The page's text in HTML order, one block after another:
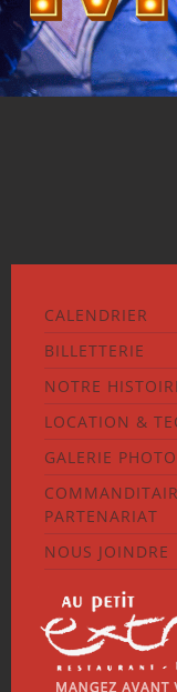
CALENDRIER
BILLETTERIE
NOTRE
LOCATION &
GALERIE PHOTO
PARTENARIAT
NOUS JOINDRE